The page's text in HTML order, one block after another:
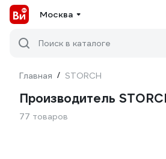
Москва
Поиск в каталоге
Главная / STORCH
Производитель
77 товаров